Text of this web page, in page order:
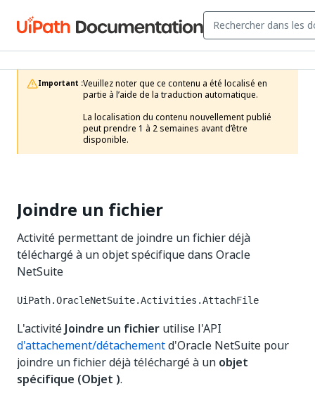
Important :Veuillez noter que ce contenu a été localisé en
partie à l’aide de la traduction automatique.
La localisation du contenu nouvellement publié
peut prendre 1 à 2 semaines avant d’être
disponible.
Joindre un fichier
Activité permettant de joindre un fichier déjà
téléchargé à un objet spécifique dans Oracle
NetSuite
UiPath.OracleNetSuite.Activities.AttachFile
L'activitéJoindre un fichier utilise l'API
d'attachement/détachementd'Oracle NetSuite pour
joindre un fichier déjà téléchargé à un objet
spécifique (Objet ).